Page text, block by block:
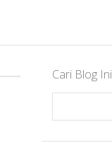
Cari Blog Ini